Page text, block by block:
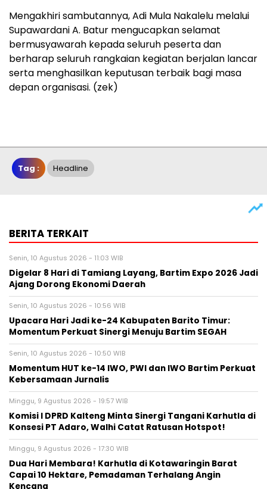
Mengakhiri sambutannya, Adi Mula Nakalelu melalui
Supawardani A. Batur mengucapkan selamat
bermusyawarah kepada seluruh peserta dan
berharap seluruh rangkaian kegiatan berjalan lancar
serta menghasilkan keputusan terbaik bagi masa
depan organisasi. (zek)
Tag : Headline
BERITA TERKAIT
Senin, 10 Agustus 2026 - 11:03 WIB
Digelar 8 Hari di Tamiang Layang, Bartim Expo 2026 Jadi
Ajang Dorong Ekonomi Daerah
Senin, 10 Agustus 2026 - 10:56 WIB
Upacara Hari Jadi ke-24 Kabupaten Barito Timur:
Momentum Perkuat Sinergi Menuju Bartim SEGAH
Senin, 10 Agustus 2026 - 10:50 WIB
Momentum HUT ke-14 IWO, PWI dan IWO Bartim Perkuat
Kebersamaan Jurnalis
Minggu, 9 Agustus 2026 - 19:57 WIB
Komisi I DPRD Kalteng Minta Sinergi Tangani Karhutla di
Konsesi PT Adaro, Walhi Catat Ratusan Hotspot!
Minggu, 9 Agustus 2026 - 17:30 WIB
Dua Hari Membara! Karhutla di Kotawaringin Barat
Capai 10 Hektare, Pemadaman Terhalang Angin
Kencang